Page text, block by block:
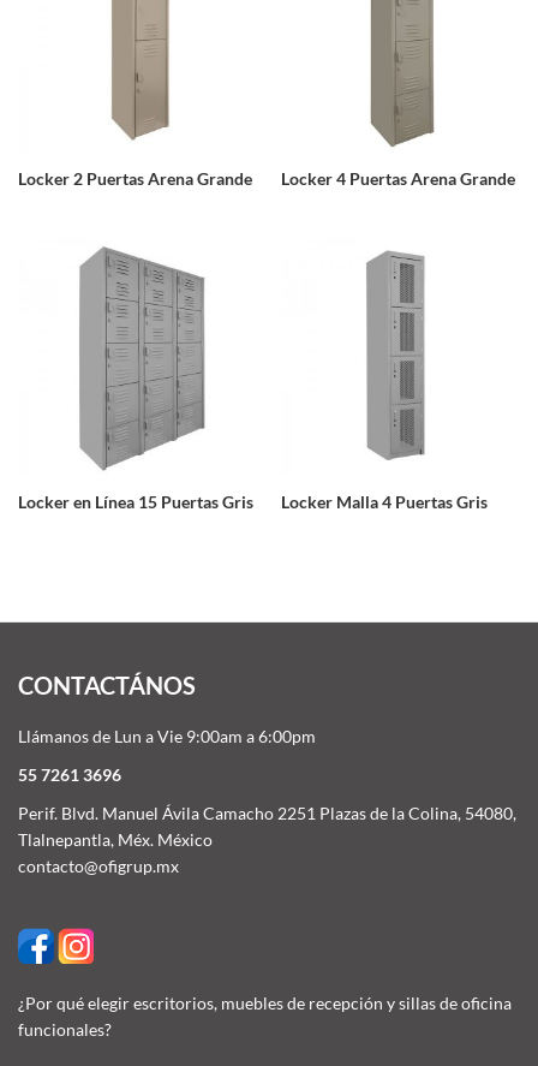
Locker 2 Puertas Arena Grande Locker 4 Puertas Arena Grande
Locker en Línea 15 Puertas Gris Locker Malla 4 Puertas Gris
CONTACTÁNOS
Llámanos de Lun a Vie 9:00am a 6:00pm
55 7261 3696
Perif. Blvd. Manuel Ávila Camacho 2251 Plazas de la Colina, 54080,
Tlalnepantla, Méx. México
contacto@ofigrup.mx
¿Por qué elegir escritorios, muebles de recepción y sillas de oficina
funcionales?